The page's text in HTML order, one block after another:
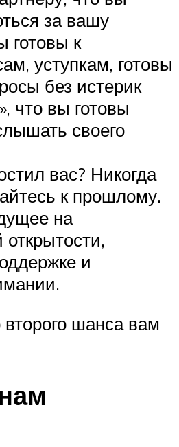
за вашу
готовы к
уступкам, готовы
без истерик
что вы готовы
своего
вас? Никогда
к прошлому.
на
и
шанса вам